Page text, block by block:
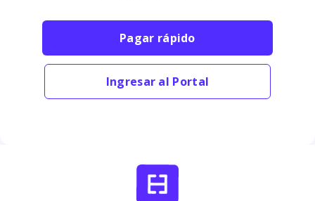
Pagar rápido
Ingresar al Portal